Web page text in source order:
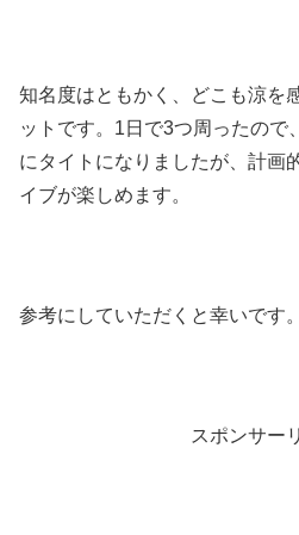
知名度はともかく、どこも涼を
ットです。1日で3つ周ったので
にタイトになりましたが、計画
イブが楽しめます。
参考にしていただくと幸いです
スポンサー